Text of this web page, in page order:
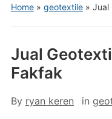
Home» geotextile» Jual
Jual
Fakfak
By ryan keren in